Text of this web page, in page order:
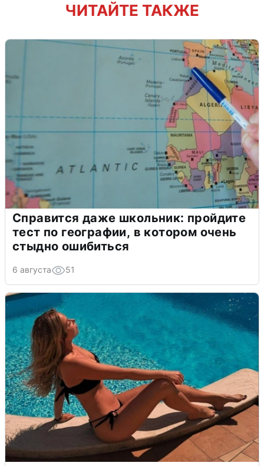
ЧИТАЙТЕ ТАКЖЕ
Справится даже школьник: пройдите
тест по географии, в котором очень
стыдно ошибиться
6 августа 51